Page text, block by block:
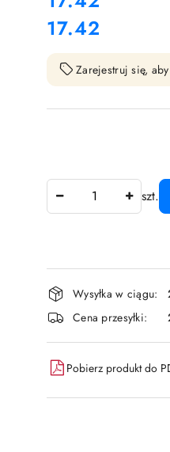
Cena:
17.42
Zarejestruj się,
szt.
Dostępność
i
dostawa
Wysyłka w ciągu:
Cena przesyłki:
Pobierz produkt do